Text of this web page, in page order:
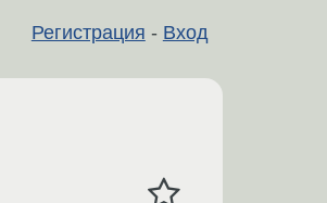
Регистрация - Вход